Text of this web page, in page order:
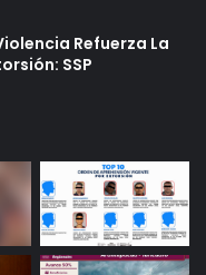
Refuerza La
SSP